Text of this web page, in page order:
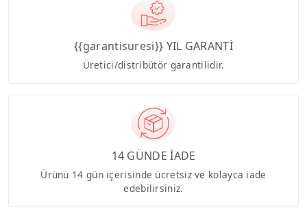
{{garantisuresi}} YIL GARANTİ
Üretici/distribütör garantilidir.
14 GÜNDE İADE
Ürünü 14 gün içerisinde ücretsiz ve kolayca iade
edebilirsiniz.